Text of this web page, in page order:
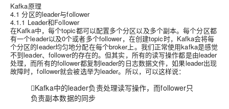
Kafka原理
4.1 分区的leader与follower
4.1.1 Leader和Follower
在Kafka中，每个topic都可以配置多个分区以及多个副本。每个分区都
有一个leader以及0个或者多个follower，在创建topic时，Kafka会将每
个分区的leader均匀地分配在每个broker上。我们正常使用kafka是感觉
不到leader、follower的存在的。但其实，所有的读写操作都是由leader
处理，而所有的follower都复制leader的日志数据文件，如果leader出现
故障时，follower就会被选举为leader。所以，可以这样说：
Kafka中的leader负责处理读写操作，而follower只
负责副本数据的同步